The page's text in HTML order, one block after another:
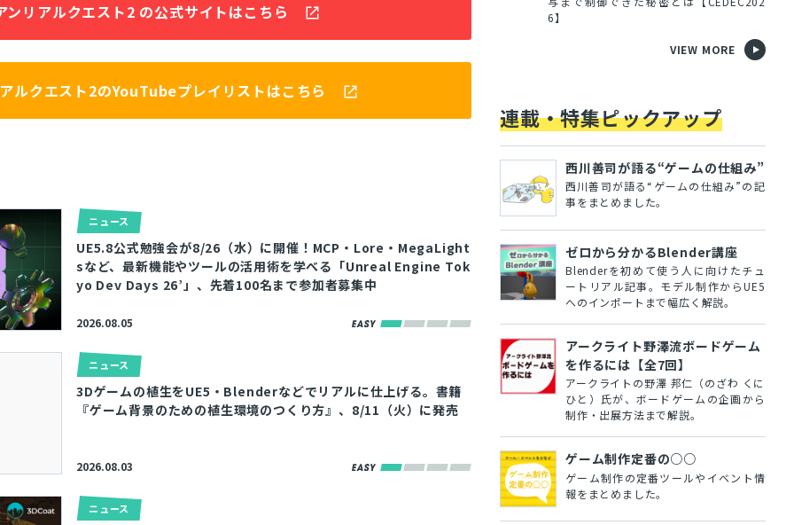
ンリアルクエスト2 の公式サイトはこちら
ルクエスト2のYouTubeプレイリストはこちら
ニュース
UE5.8公式勉強会が8/26（水）に開催！MCP・Lore・MegaLight
sなど、最新機能やツールの活用術を学べる「Unreal Engine Tok
yo Dev Days 26’」、先着100名まで参加者募集中
2026.08.05
ニュース
3Dゲームの植生をUE5・Blenderなどでリアルに仕上げる。書籍
『ゲーム背景のための植生環境のつくり方』、8/11（火）に発売
2026.08.03
ニュース
6】
VIEW MORE
連載・特集ピックアップ
西川善司が語る“ゲームの仕組み”
西川善司が語る“ゲームの仕組み”の記
事をまとめました。
ゼロから分かるBlender講座
Blenderを初めて使う人に向けたチュ
ートリアル記事。モデル制作からUE5
へのインポートまで幅広く解説。
アークライト野澤流ボードゲーム
を作るには【全7回】
アークライトの野澤 邦仁（のざわ くに
ひと）氏が、ボードゲームの企画から
制作・出展方法まで解説。
ゲーム制作定番の○○
ゲーム制作の定番ツールやイベント情
報をまとめました。